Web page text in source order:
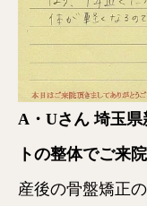
A・Uさん 埼玉
トの整体でご来院
産後の骨盤矯正